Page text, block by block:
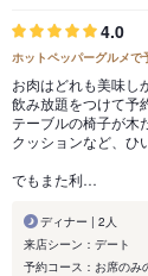
4.0
ホットペッパーグルメで
お肉はどれも美味し
飲み放題をつけて予
テーブルの椅子が木
クッションなど、ひ
でもまた利…
ディナー | 2人
来店シーン：デート
予約コース：お席のみ